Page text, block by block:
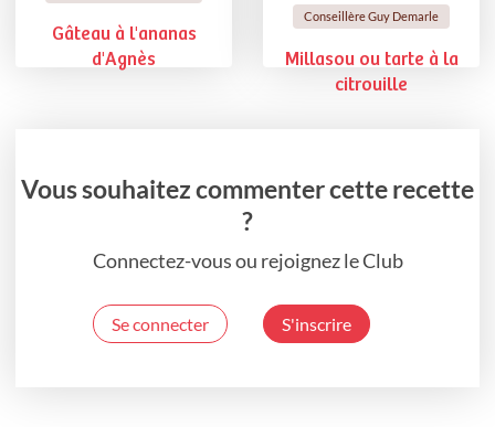
Gâteau à l'ananas
d'Agnès
Conseillère Guy Demarle
Millasou ou tarte à la
citrouille
Vous souhaitez commenter cette recette
?
Connectez-vous ou rejoignez le Club
Se connecter S'inscrire